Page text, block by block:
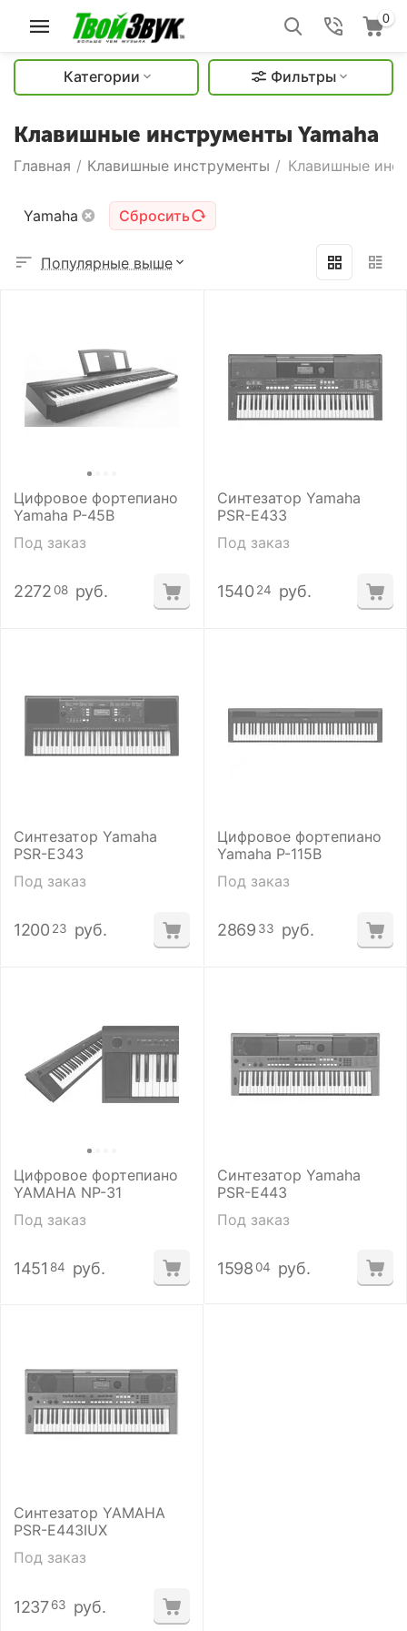
0
Категории Фильтры
Клавишные инструменты Yamaha
Главная / Клавишные инструменты / Клавишные
Yamaha Сбросить
Популярные выше
Цифровое фортепиано
Yamaha P-45B
Под заказ
2272 08 руб.
Синтезатор Yamaha
PSR-E433
Под заказ
1540 24 руб.
Синтезатор Yamaha
PSR-E343
Под заказ
1200 23 руб.
Цифровое фортепиано
Yamaha P-115B
Под заказ
2869 33 руб.
Цифровое фортепиано
YAMAHA NP-31
Под заказ
1451 84 руб.
Синтезатор Yamaha
PSR-E443
Под заказ
1598 04 руб.
Синтезатор YAMAHA
PSR-E443IUX
Под заказ
1237 63 руб.